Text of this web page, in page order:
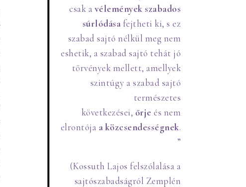
csak avélemények szabados
súrlódása fejtheti ki, s ez
szabad sajtó nélkül meg nem
eshetik, a szabad sajtó tehát jó
törvények mellett, amellyek
szintúgy a szabad sajtó
természetes
következései, őrje és nem
elrontója a közcsendességnek.
”
(Kossuth Lajos felszólalása a
sajtószabadságról Zemplén